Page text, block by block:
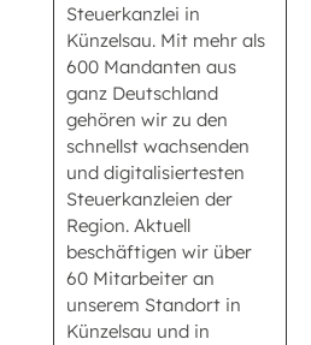
Steuerkanzlei in
Künzelsau. Mit mehr als
600 Mandanten aus
ganz Deutschland
gehören wir zu den
schnellst wachsenden
und digitalisiertesten
Steuerkanzleien der
Region. Aktuell
beschäftigen wir über
60 Mitarbeiter an
unserem Standort in
Künzelsau und in